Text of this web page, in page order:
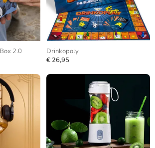
2.0
Drinkopoly
€ 26,95